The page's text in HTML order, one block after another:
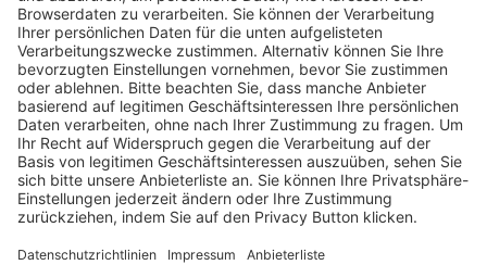
Trainerausbildung
Schulungsangebot Vereinsmitarbeiter
BFV-Geschäftsstellen
Trainerbörse
Login SpielPlus
FOLGE DEM BFV